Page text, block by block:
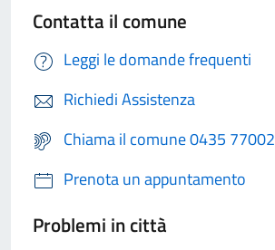
Contatta il comune
Leggi le domande frequenti
Richiedi Assistenza
Chiama il comune 0435 77002
Prenota un appuntamento
Problemi in città